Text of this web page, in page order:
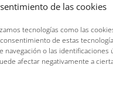
de las cookies
tecnologías como las
de estas
o las identificaciones
afectar negativamente a